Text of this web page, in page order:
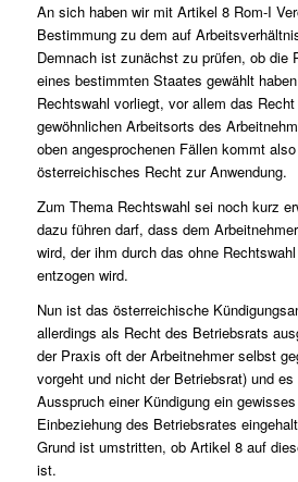
An sich haben wir mit Artikel 8 Rom-I
Bestimmung zu dem auf
Demnach ist zunächst zu prüfen, ob die
eines bestimmten Staates gewählt
Rechtswahl vorliegt, vor allem das
gewöhnlichen Arbeitsorts des
oben angesprochenen Fällen kommt
österreichisches Recht zur Anwendung.
Zum Thema Rechtswahl sei noch kurz
dazu führen darf, dass dem
wird, der ihm durch das ohne
entzogen wird.
Nun ist das österreichische
allerdings als Recht des Betriebsrats
der Praxis oft der Arbeitnehmer selbst
vorgeht und nicht der Betriebsrat) und
Ausspruch einer Kündigung ein
Einbeziehung des Betriebsrates
Grund ist umstritten, ob Artikel 8 auf
ist.